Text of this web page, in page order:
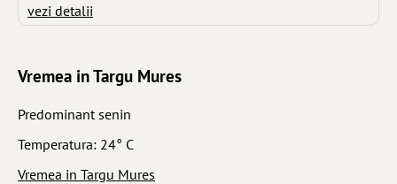
vezi detalii
Vremea in Targu Mures
Predominant senin
Temperatura: 24° C
Vremea in Targu Mures